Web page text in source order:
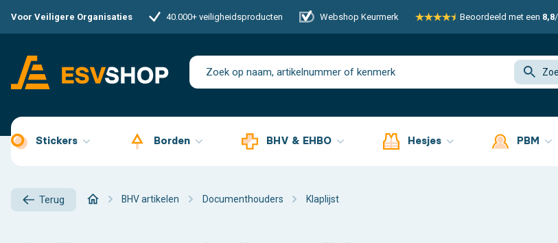
Voor Veiligere Organisaties 40.000+ veiligheidsproducten Webshop Keurmerk Beoordeeld met een 8,8
Stickers Borden BHV & EHBO Hesjes PBM
Terug BHV artikelen Documenthouders Klaplijst